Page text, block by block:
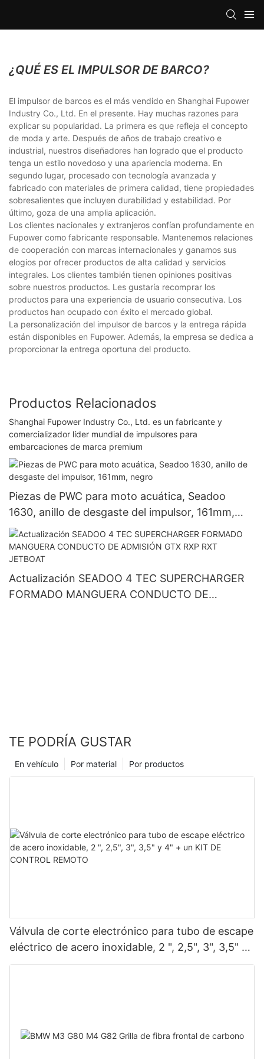
¿QUÉ ES EL IMPULSOR DE BARCO?
El impulsor de barcos es el más vendido en Shanghai Fupower
Industry Co., Ltd. En el presente. Hay muchas razones para
explicar su popularidad. La primera es que refleja el concepto
de moda y arte. Después de años de trabajo creativo e
industrial, nuestros diseñadores han logrado que el producto
tenga un estilo novedoso y una apariencia moderna. En
segundo lugar, procesado con tecnología avanzada y
fabricado con materiales de primera calidad, tiene propiedades
sobresalientes que incluyen durabilidad y estabilidad. Por
último, goza de una amplia aplicación.
Los clientes nacionales y extranjeros confían profundamente en
Fupower como fabricante responsable. Mantenemos relaciones
de cooperación con marcas internacionales y ganamos sus
elogios por ofrecer productos de alta calidad y servicios
integrales. Los clientes también tienen opiniones positivas
sobre nuestros productos. Les gustaría recomprar los
productos para una experiencia de usuario consecutiva. Los
productos han ocupado con éxito el mercado global.
La personalización del impulsor de barcos y la entrega rápida
están disponibles en Fupower. Además, la empresa se dedica a
proporcionar la entrega oportuna del producto.
Productos Relacionados
Shanghai Fupower Industry Co., Ltd. es un fabricante y
comercializador líder mundial de impulsores para
embarcaciones de marca premium
Piezas de PWC para moto acuática, Seadoo
1630, anillo de desgaste del impulsor, 161mm,
negro
Actualización SEADOO 4 TEC SUPERCHARGER
FORMADO MANGUERA CONDUCTO DE
TE PODRÍA GUSTAR
Por productos
Por material
En vehículo
Válvula de corte electrónico para tubo de escape
eléctrico de acero inoxidable, 2 ", 2,5", 3", 3,5" y
4" + un KIT DE CONTROL REMOTO